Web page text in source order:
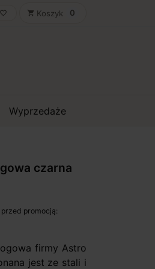
favorite_border shopping_cart Koszyk 0
Wyprzedaże
czarna
promocją:
firmy Astro
jest ze stali i